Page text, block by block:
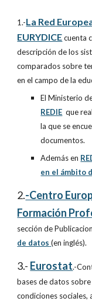
1.-La Red
EURYDICEcuenta
descripción de los
comparados sobre
en el campo de la
El Ministerio
REDIE que
la que se
documentos.
Además en
en el ámbito
2.-Centro
Formación
sección de
de datos (en inglés).
3.- Eurostat.-
bases de datos
condiciones